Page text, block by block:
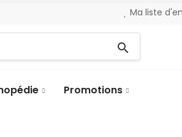
Ma liste
search
Promotions